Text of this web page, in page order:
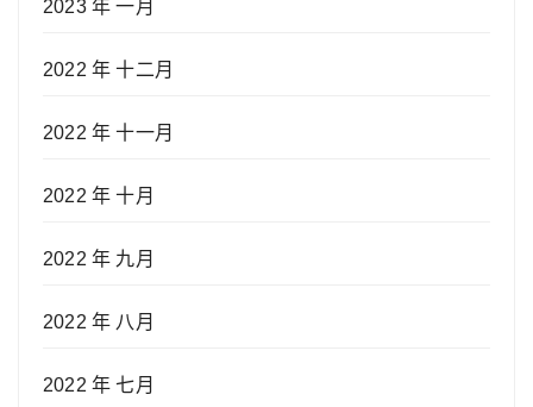
2023 年 一月
2022 年 十二月
2022 年 十一月
2022 年 十月
2022 年 九月
2022 年 八月
2022 年 七月